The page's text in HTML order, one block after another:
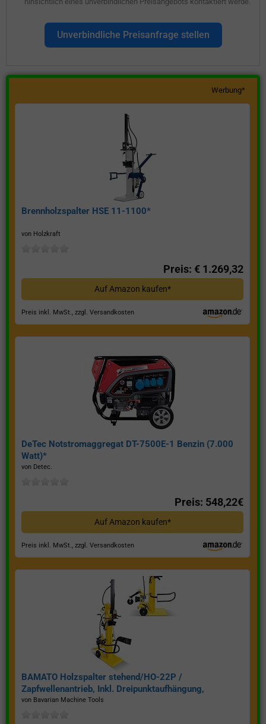
Unverbindliche Preisanfrage stellen
Werbung*
Brennholzspalter HSE 11-1100*
von Holzkraft
Preis: € 1.269,32
Auf Amazon kaufen*
Preis inkl. MwSt., zzgl. Versandkosten
DeTec Notstromaggregat DT-7500E-1 Benzin (7.000
Watt)*
von Detec.
Preis: 548,22€
Auf Amazon kaufen*
Preis inkl. MwSt., zzgl. Versandkosten
BAMATO Holzspalter stehend/HO-22P /
Zapfwellenantrieb, Inkl. Dreipunktaufhängung,
Spaltkraft 22 Tonnen*
von Bavarian Machine Tools